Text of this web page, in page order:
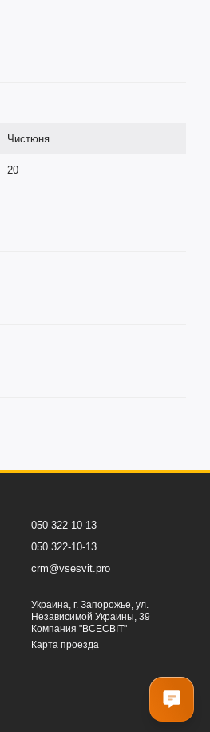
Чистюня
20
050 322-10-13
050 322-10-13
crm@vsesvit.pro
Украина, г. Запорожье, ул.
Независимой Украины, 39
Компания "ВСЕСВІТ"
Карта проезда